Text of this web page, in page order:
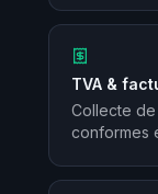
TVA &
Collecte
conformes